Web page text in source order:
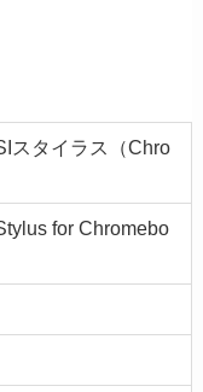
スタイラス（Chro
for Chromebo